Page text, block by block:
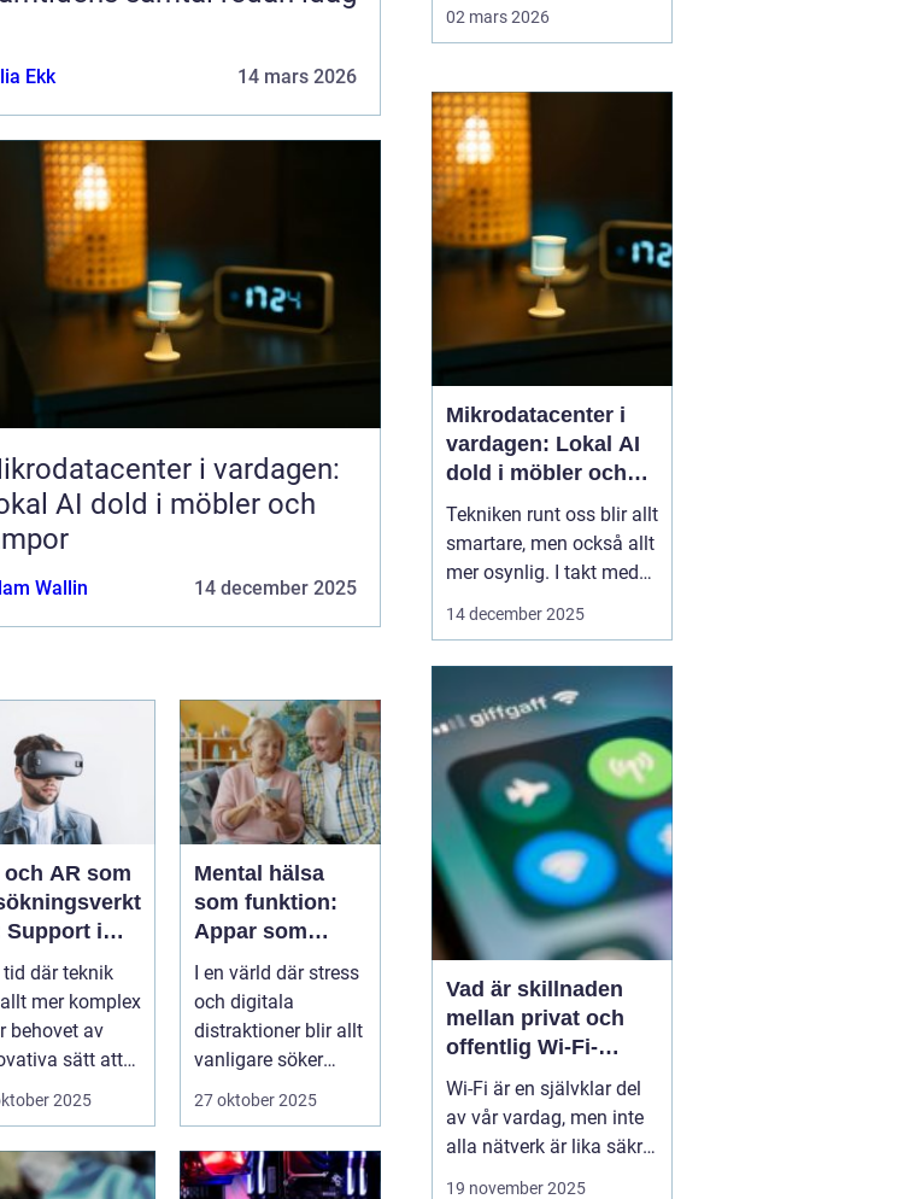
Ekk 14 mars 2026
i vardagen:
AI dold i möbler och
Wallin 14 december 2025
och AR som
Support i
miljöer
tid där teknik
mer komplex
behovet av
sätt att
2025
Mental hälsa
som funktion:
Appar som
övervakar och
stärker
välmående
I en värld där stress
och digitala
distraktioner blir allt
vanligare söker
mång...
27 oktober 2025
verksamheten. Här
hanteras bokningar,
incheckning, betalningar,
gäs...
02 mars 2026
Mikrodatacenter i
vardagen: Lokal AI
dold i möbler och
lampor
Tekniken runt oss blir allt
smartare, men också allt
mer osynlig. I takt med
att lokal AI flyttar från
förändras hur vi tänker
kring beräkning,
integritet och k...
14 december 2025
Vad är skillnaden
mellan privat och
offentlig Wi-Fi-
säkerhet?
Wi-Fi är en självklar del
av vår vardag, men inte
alla nätverk är lika säkra.
Privata nätverk hemma
19 november 2025